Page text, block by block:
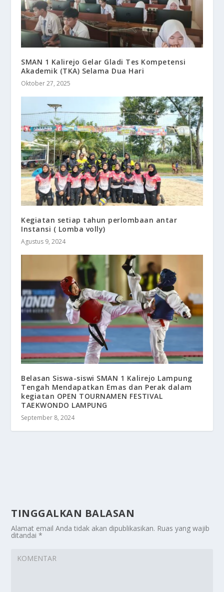
SMAN 1 Kalirejo Gelar Gladi Tes Kompetensi
Akademik (TKA) Selama Dua Hari
Oktober 27, 2025
Kegiatan setiap tahun perlombaan antar
Instansi ( Lomba volly)
Agustus 9, 2024
Belasan Siswa-siswi SMAN 1 Kalirejo Lampung
Tengah Mendapatkan Emas dan Perak dalam
kegiatan OPEN TOURNAMEN FESTIVAL
TAEKWONDO LAMPUNG
September 8, 2024
TINGGALKAN BALASAN
Alamat email Anda tidak akan dipublikasikan. Ruas yang wajib
ditandai*